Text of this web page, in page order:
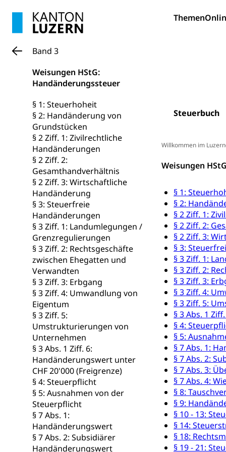
Themen
Steuerbuch
Band 3
Weisungen HStG:
Handänderungssteuer
§ 1: Steuerhoheit
§ 2: Handänderung von
Grundstücken
§ 2 Ziff. 1: Zivilrechtliche
Handänderungen
§ 2 Ziff. 2:
Gesamthandverhältnis
§ 2 Ziff. 3: Wirtschaftliche
Handänderung
§ 3: Steuerfreie
Handänderungen
§ 3 Ziff. 1: Landumlegungen /
Grenzregulierungen
§ 3 Ziff. 2: Rechtsgeschäfte
zwischen Ehegatten und
Verwandten
§ 3 Ziff. 3: Erbgang
§ 3 Ziff. 4: Umwandlung von
Eigentum
§ 3 Ziff. 5:
Umstrukturierungen von
Unternehmen
§ 3 Abs. 1 Ziff. 6:
Handänderungswert unter
CHF 20'000 (Freigrenze)
§ 4: Steuerpflicht
§ 5: Ausnahmen von der
Steuerpflicht
§ 7 Abs. 1:
Handänderungswert
§ 7 Abs. 2: Subsidiärer
Handänderungswert
Willkommen im
Weisungen
§ 1:
§ 2:
§ 2 Ziff. 1:
§ 2 Ziff. 2:
§ 2 Ziff. 3:
§ 3:
§ 3 Ziff. 1:
§ 3 Ziff. 2:
§ 3 Ziff. 3:
§ 3 Ziff. 4:
§ 3 Ziff. 5:
§ 3 Abs. 1
§ 4:
§ 5:
§ 7 Abs. 1:
§ 7 Abs. 2:
§ 7 Abs. 3:
§ 7 Abs. 4:
§ 8:
§ 9:
§ 10 - 13:
§ 14:
§ 18:
§ 19 - 21:
Umschulung,
Bildung &
Schulen und
Berufslehre
Hochschule
Campus
Mittelschulen
Gymnasium,
Fach- &
Gymnasien
Schulpflicht,
Kantonale
Stipendien
Stipendien
Fachstelle
Finanzielle
Universität
Technische
Hochschule
Vorschule
Kindergarten,
Frühe
Gesundheit